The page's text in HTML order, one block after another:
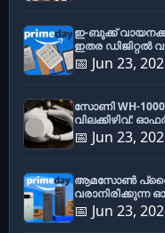
ഇ-ബുക്ക്
ഇതര ഡിജിറ്റൽ
📅 Jun 23,
സോണി WH-
വിലക്കിഴിവ്:
📅 Jun 23,
ആമസോൺ പ്രൈം
📅 Jun 23,